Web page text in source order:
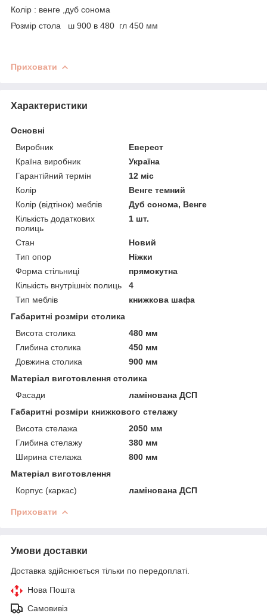
Колір : венге ,дуб сонома
Розмір стола ш 900 в 480 гл 450 мм
Приховати
Характеристики
Основні
Виробник
Еверест
Країна виробник
Україна
Гарантійний термін
12 міс
Колір
Венге темний
Колір (відтінок) меблів
Дуб сонома, Венге
Кількість додаткових
полиць
1 шт.
Стан
Новий
Тип опор
Ніжки
Форма стільниці
прямокутна
Кількість внутрішніх полиць
4
Тип меблів
книжкова шафа
Габаритні розміри столика
Висота столика
480 мм
Глибина столика
450 мм
Довжина столика
900 мм
Матеріал виготовлення столика
Фасади
ламінована ДСП
Габаритні розміри книжкового стелажу
Висота стелажа
2050 мм
Глибина стелажу
380 мм
Ширина стелажа
800 мм
Матеріал виготовлення
Корпус (каркас)
ламінована ДСП
Приховати
Умови доставки
Доставка здійснюється тільки по передоплаті.
Нова Пошта
Самовивіз